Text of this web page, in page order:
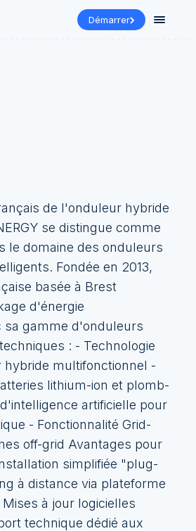
Démarrer
de l'onduleur hybride
se distingue comme
le domaine des onduleurs
Fondée en 2013,
basée à Brest
d'énergie
sa gamme d'onduleurs
: - Technologie
multifonctionnel -
lithium-ion et plomb-
artificielle pour
- Fonctionnalité Grid-
off-grid Avantages pour
simplifiée "plug-
à distance via plateforme
à jour logicielles
technique dédié aux